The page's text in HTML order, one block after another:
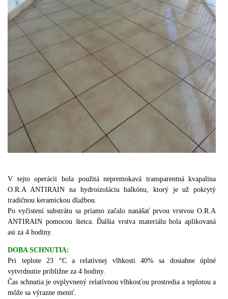
V tejto operácii bola použitá nepremokavá transparentná kvapalina
O.R.A ANTIRAIN na hydroizoláciu balkónu, ktorý je už pokrytý
tradičnou keramickou dlažbou.
Po vyčistení substrátu sa priamo začalo nanášať prvou vrstvou O.R.A
ANTIRAIN pomocou štetca. Ďalšia vrstva materiálu bola aplikovaná
asi za 4 hodiny.
DOBA SCHNUTIA:
Pri teplote 23 °C a relatívnej vlhkosti 40% sa dosiahne úplné
vytvrdnutie približne za 4 hodiny.
Čas schnutia je ovplyvnený relatívnou vlhkosťou prostredia a teplotou a
môže sa výrazne meniť.